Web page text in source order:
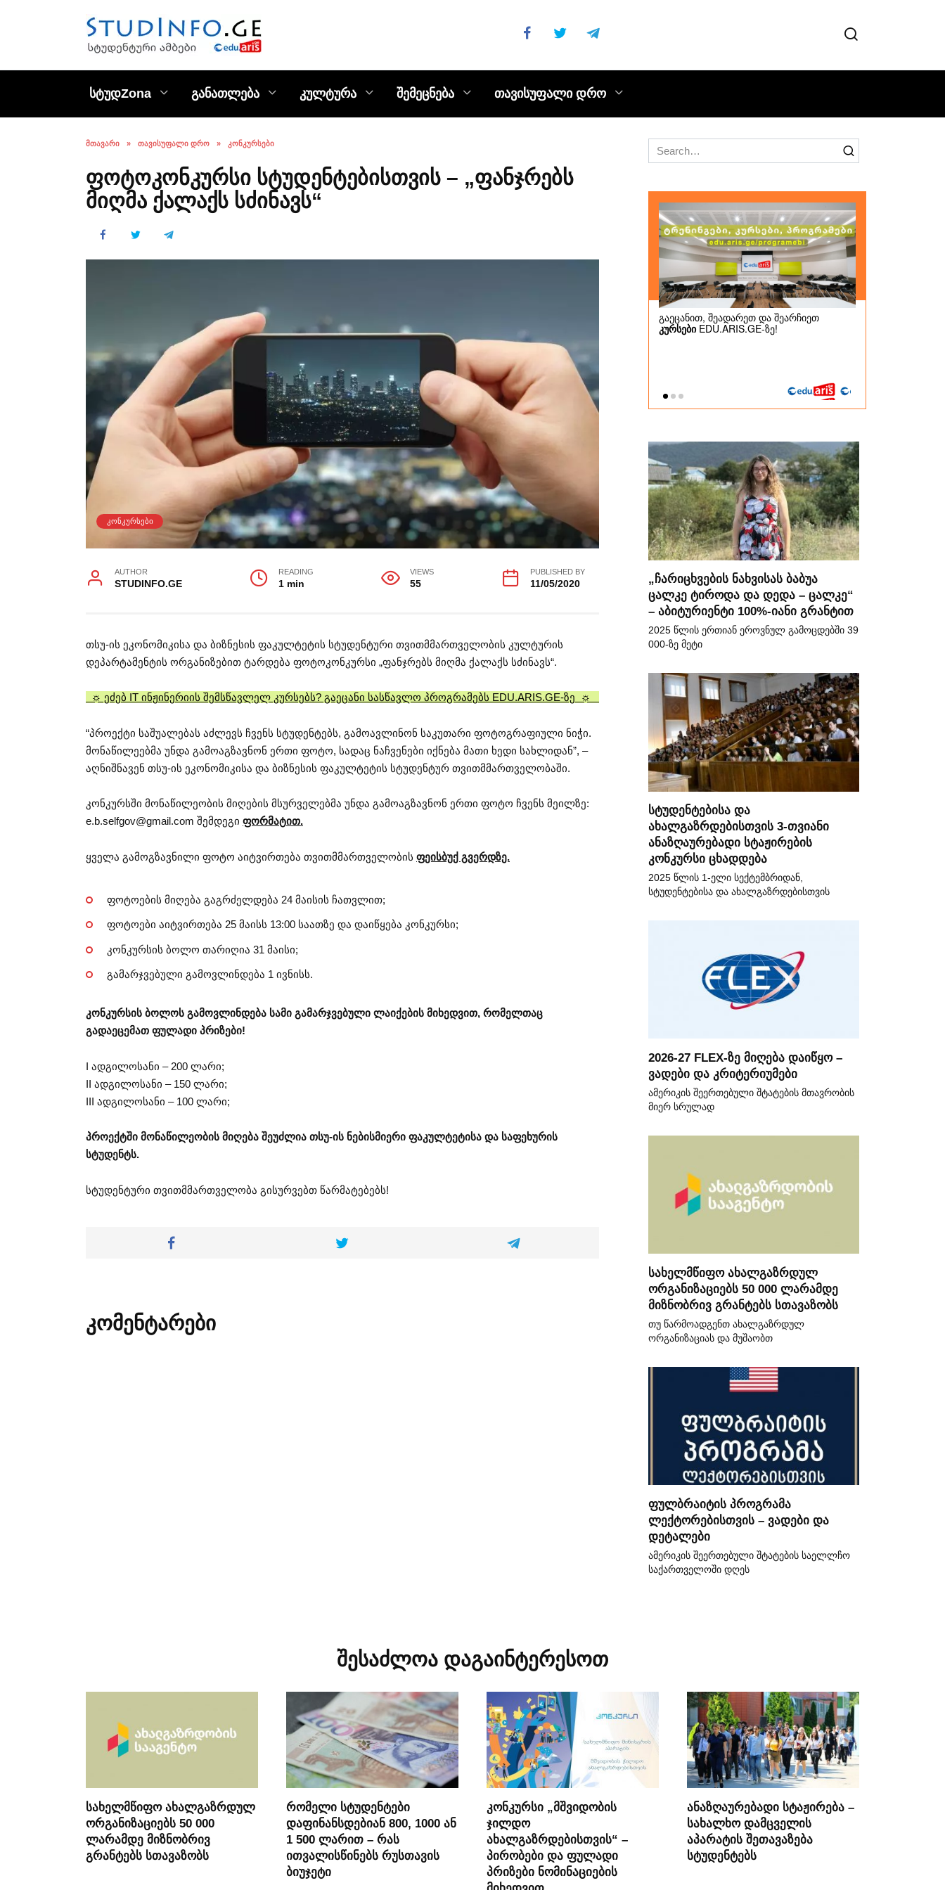
სტუდZona განათლება კულტურა შემეცნება თავისუფალი დრო
ᲛᲗᲐᲕᲐᲠᲘ » ᲗᲐᲕᲘᲡᲣᲤᲐᲚᲘ ᲓᲠᲝ » ᲙᲝᲜᲙᲣᲠᲡᲔᲑᲘ
ფოტოკონკურსი სტუდენტებისთვის – „ფანჯრებს
მიღმა ქალაქს სძინავს“
ᲙᲝᲜᲙᲣᲠᲡᲔᲑᲘ
AUTHOR
STUDINFO.GE
READING
1 min
VIEWS
55
PUBLISHED BY
11/05/2020
თსუ-ის ეკონომიკისა და ბიზნესის ფაკულტეტის სტუდენტური თვითმმართველობის კულტურის
დეპარტამენტის ორგანიზებით ტარდება ფოტოკონკურსი „ფანჯრებს მიღმა ქალაქს სძინავს“.
☼ ეძებ IT ინჟინერიის შემსწავლელ კურსებს? გაეცანი სასწავლო პროგრამებს EDU.ARIS.GE-ზე ☼
“პროექტი საშუალებას აძლევს ჩვენს სტუდენტებს, გამოავლინონ საკუთარი ფოტოგრაფიული ნიჭი.
მონაწილეებმა უნდა გამოაგზავნონ ერთი ფოტო, სადაც ნაჩვენები იქნება მათი ხედი სახლიდან”, –
აღნიშნავენ თსუ-ის ეკონომიკისა და ბიზნესის ფაკულტეტის სტუდენტურ თვითმმართველობაში.
კონკურსში მონაწილეობის მიღების მსურველებმა უნდა გამოაგზავნონ ერთი ფოტო ჩვენს მეილზე:
e.b.selfgov@gmail.com შემდეგი ფორმატით.
ყველა გამოგზავნილი ფოტო აიტვირთება თვითმმართველობის ფეისბუქ გვერდზე.
ფოტოების მიღება გაგრძელდება 24 მაისის ჩათვლით;
ფოტოები აიტვირთება 25 მაისს 13:00 საათზე და დაიწყება კონკურსი;
კონკურსის ბოლო თარიღია 31 მაისი;
გამარჯვებული გამოვლინდება 1 ივნისს.
კონკურსის ბოლოს გამოვლინდება სამი გამარჯვებული ლაიქების მიხედვით, რომელთაც
გადაეცემათ ფულადი პრიზები!
I ადგილოსანი – 200 ლარი;
II ადგილოსანი – 150 ლარი;
III ადგილოსანი – 100 ლარი;
პროექტში მონაწილეობის მიღება შეუძლია თსუ-ის ნებისმიერი ფაკულტეტისა და საფეხურის
სტუდენტს.
სტუდენტური თვითმმართველობა გისურვებთ წარმატებებს!
კომენტარები
Search
for:
„ჩარიცხვების ნახვისას ბაბუა
ცალკე ტიროდა და დედა – ცალკე“
– აბიტურიენტი 100%-იანი გრანტით
2025 წლის ერთიან ეროვნულ გამოცდებში 39
000-ზე მეტი
სტუდენტებისა და
ახალგაზრდებისთვის 3-თვიანი
ანაზღაურებადი სტაჟირების
კონკურსი ცხადდება
2025 წლის 1-ელი სექტემბრიდან,
სტუდენტებისა და ახალგაზრდებისთვის
2026-27 FLEX-ზე მიღება დაიწყო –
ვადები და კრიტერიუმები
ამერიკის შეერთებული შტატების მთავრობის
მიერ სრულად
სახელმწიფო ახალგაზრდულ
ორგანიზაციებს 50 000 ლარამდე
მიზნობრივ გრანტებს სთავაზობს
თუ წარმოადგენთ ახალგაზრდულ
ორგანიზაციას და მუშაობთ
ფულბრაიტის პროგრამა
ლექტორებისთვის – ვადები და
დეტალები
ამერიკის შეერთებული შტატების საელლჩო
საქართველოში დღეს
შესაძლოა დაგაინტერესოთ
სახელმწიფო ახალგაზრდულ
ორგანიზაციებს 50 000
ლარამდე მიზნობრივ
გრანტებს სთავაზობს
რომელი სტუდენტები
დაფინანსდებიან 800, 1000 ან
1 500 ლარით – რას
ითვალისწინებს რუსთავის
ბიუჯეტი
კონკურსი „მშვიდობის
ჯილდო
ახალგაზრდებისთვის“ –
პირობები და ფულადი
პრიზები ნომინაციების
ანაზღაურებადი სტაჟირება –
სახალხო დამცველის
აპარატის შეთავაზება
სტუდენტებს